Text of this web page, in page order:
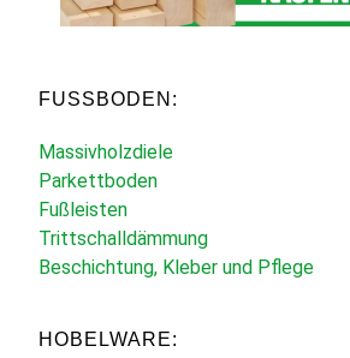
FUSSBODEN:
Massivholzdiele
Parkettboden
Fußleisten
Trittschalldämmung
Beschichtung, Kleber und Pflege
HOBELWARE: